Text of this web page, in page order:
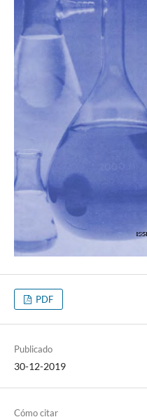
PDF
Publicado
30-12-2019
Cómo citar